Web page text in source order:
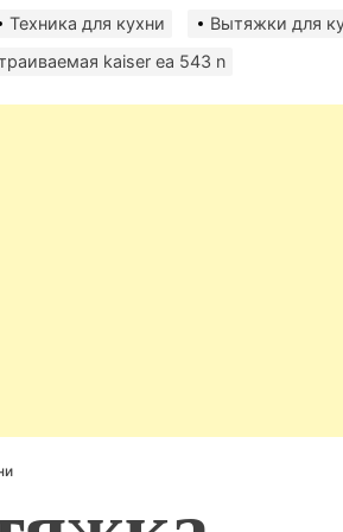
Техника для кухни
Вытяжки для
kaiser ea 543 n